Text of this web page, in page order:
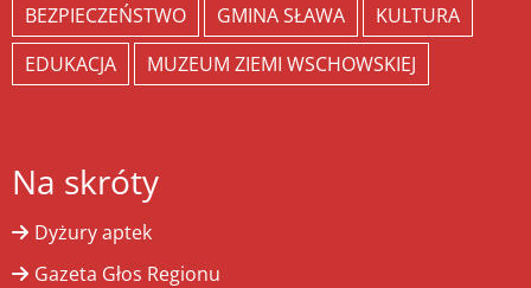
BEZPIECZEŃSTWO
GMINA SŁAWA
KULTURA
EDUKACJA
MUZEUM ZIEMI WSCHOWSKIEJ
Na skróty
Dyżury aptek
Gazeta Głos Regionu